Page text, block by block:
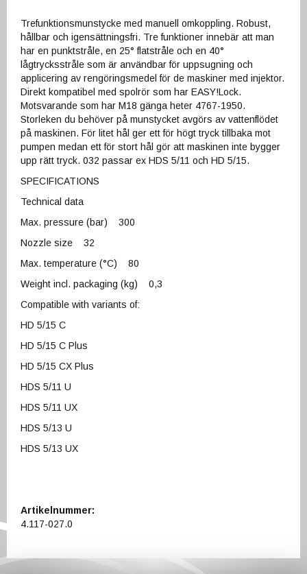
Trefunktionsmunstycke med manuell omkoppling. Robust,
hållbar och igensättningsfri. Tre funktioner innebär att man
har en punktstråle, en 25° flatstråle och en 40°
lågtrycksstråle som är användbar för uppsugning och
applicering av rengöringsmedel för de maskiner med injektor.
Direkt kompatibel med spolrör som har EASY!Lock.
Motsvarande som har M18 gänga heter 4767-1950.
Storleken du behöver på munstycket avgörs av vattenflödet
på maskinen. För litet hål ger ett för högt tryck tillbaka mot
pumpen medan ett för stort hål gör att maskinen inte bygger
upp rätt tryck. 032 passar ex HDS 5/11 och HD 5/15.
SPECIFICATIONS
Technical data
Max. pressure (bar) 300
Nozzle size 32
Max. temperature (°C) 80
Weight incl. packaging (kg) 0,3
Compatible with variants of:
HD 5/15 C
HD 5/15 C Plus
HD 5/15 CX Plus
HDS 5/11 U
HDS 5/11 UX
HDS 5/13 U
HDS 5/13 UX
Artikelnummer:
4.117-027.0